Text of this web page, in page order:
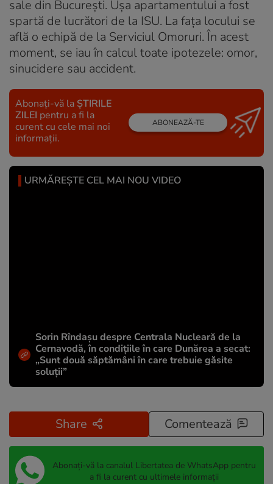
sale din Bucureşti. Uşa apartamentului a fost
spartă de lucrători de la ISU. La faţa locului se
află o echipă de la Serviciul Omoruri. În acest
moment, se iau în calcul toate ipotezele: omor,
sinucidere sau accident.
Abonați-vă la ȘTIRILE
ZILEI pentru a fi la
curent cu cele mai noi
informații.
ABONEAZĂ-TE
URMĂREȘTE CEL MAI NOU VIDEO
Sorin Rîndașu despre Centrala Nucleară de la
Cernavodă, în condițiile în care Dunărea a secat:
„Sunt două săptămâni în care trebuie găsite
soluții”
Share Comentează
Abonați-vă la canalul Libertatea de WhatsApp pentru
a fi la curent cu ultimele informații